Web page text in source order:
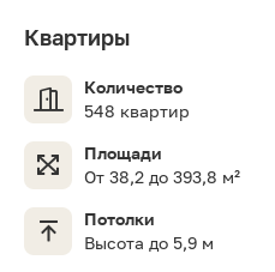
Квартиры
Количество
548 квартир
Площади
От 38,2 до 393,8 м²
Потолки
Высота до 5,9 м